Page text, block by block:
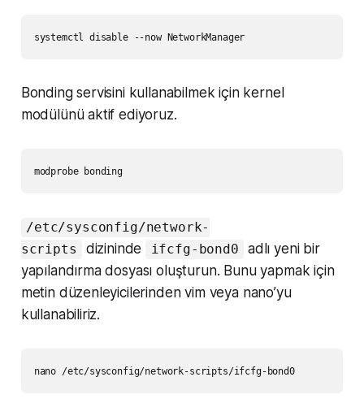
Bonding servisini kullanabilmek için kernel
modülünü aktif ediyoruz.
modprobe bonding
/etc/sysconfig/network-
scripts
dizininde ifcfg-bond0
adlı yeni bir
yapılandırma dosyası oluşturun. Bunu yapmak için
metin düzenleyicilerinden vim veya nano’yu
kullanabiliriz.
nano /etc/sysconfig/network-scripts/ifcfg-bond0